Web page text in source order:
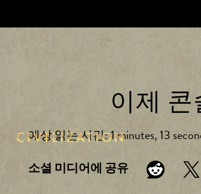
이제
예상 읽는 시간 1 minutes, 13
소셜 미디어에 공유